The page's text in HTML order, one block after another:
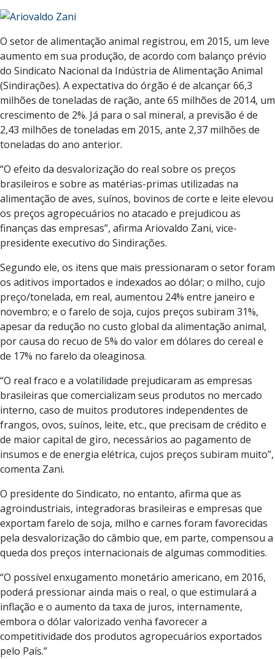
O setor de alimentação animal registrou, em 2015, um leve
aumento em sua produção, de acordo com balanço prévio
do Sindicato Nacional da Indústria de Alimentação Animal
(Sindirações). A expectativa do órgão é de alcançar 66,3
milhões de toneladas de ração, ante 65 milhões de 2014, um
crescimento de 2%. Já para o sal mineral, a previsão é de
2,43 milhões de toneladas em 2015, ante 2,37 milhões de
toneladas do ano anterior.
“O efeito da desvalorização do real sobre os preços
brasileiros e sobre as matérias-primas utilizadas na
alimentação de aves, suínos, bovinos de corte e leite elevou
os preços agropecuários no atacado e prejudicou as
finanças das empresas”, afirma Ariovaldo Zani, vice-
presidente executivo do Sindirações.
Segundo ele, os itens que mais pressionaram o setor foram
os aditivos importados e indexados ao dólar; o milho, cujo
preço/tonelada, em real, aumentou 24% entre janeiro e
novembro; e o farelo de soja, cujos preços subiram 31%,
apesar da redução no custo global da alimentação animal,
por causa do recuo de 5% do valor em dólares do cereal e
de 17% no farelo da oleaginosa.
“O real fraco e a volatilidade prejudicaram as empresas
brasileiras que comercializam seus produtos no mercado
interno, caso de muitos produtores independentes de
frangos, ovos, suínos, leite, etc., que precisam de crédito e
de maior capital de giro, necessários ao pagamento de
insumos e de energia elétrica, cujos preços subiram muito”,
comenta Zani.
O presidente do Sindicato, no entanto, afirma que as
agroindustriais, integradoras brasileiras e empresas que
exportam farelo de soja, milho e carnes foram favorecidas
pela desvalorização do câmbio que, em parte, compensou a
queda dos preços internacionais de algumas commodities.
“O possível enxugamento monetário americano, em 2016,
poderá pressionar ainda mais o real, o que estimulará a
inflação e o aumento da taxa de juros, internamente,
embora o dólar valorizado venha favorecer a
competitividade dos produtos agropecuários exportados
pelo País.”